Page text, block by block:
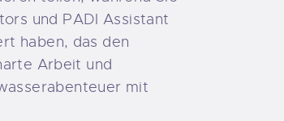
und PADI Assistant
haben, das den
Arbeit und
mit